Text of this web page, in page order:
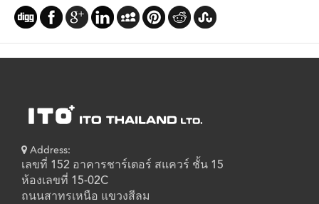
Address:
เลขที่ 152 อาคารชาร์เตอร์ สแควร์ ชั้น 15
ห้องเลขที่ 15-02C
ถนนสาทรเหนือ แขวงสีลม